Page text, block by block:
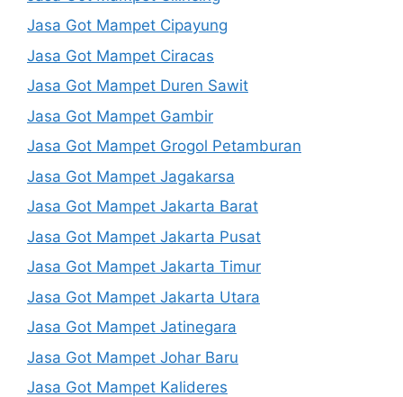
Jasa Got Mampet Cipayung
Jasa Got Mampet Ciracas
Jasa Got Mampet Duren Sawit
Jasa Got Mampet Gambir
Jasa Got Mampet Grogol Petamburan
Jasa Got Mampet Jagakarsa
Jasa Got Mampet Jakarta Barat
Jasa Got Mampet Jakarta Pusat
Jasa Got Mampet Jakarta Timur
Jasa Got Mampet Jakarta Utara
Jasa Got Mampet Jatinegara
Jasa Got Mampet Johar Baru
Jasa Got Mampet Kalideres